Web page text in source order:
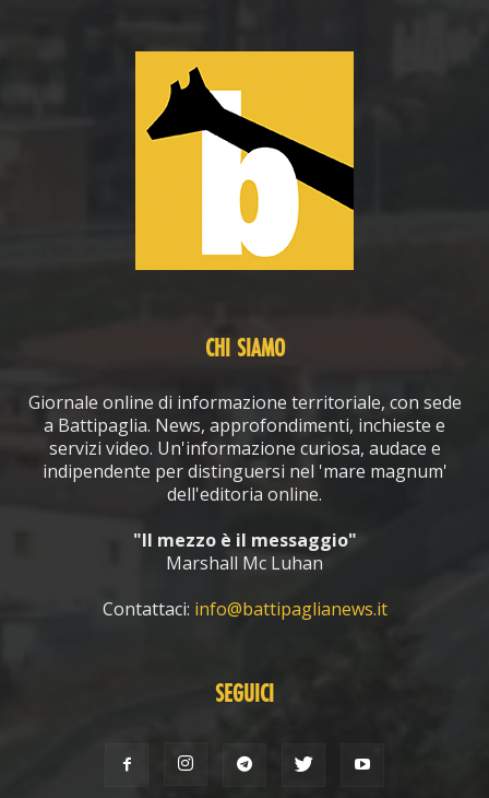
CHI SIAMO
Giornale online di informazione territoriale, con sede
a Battipaglia. News, approfondimenti, inchieste e
servizi video. Un'informazione curiosa, audace e
indipendente per distinguersi nel 'mare magnum'
dell'editoria online.
"Il mezzo è il messaggio"
Marshall Mc Luhan
Contattaci: info@battipaglianews.it
SEGUICI